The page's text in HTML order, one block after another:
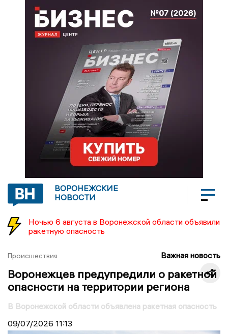
ВОРОНЕЖСКИЕ
НОВОСТИ
Ночью 6 августа в Воронежской области объявили
ракетную опасность
Происшествия Важная новость
Воронежцев предупредили о ракетной
опасности на территории региона
В Воронежской области объявлена ракетная опасность
09/07/2026 11:13